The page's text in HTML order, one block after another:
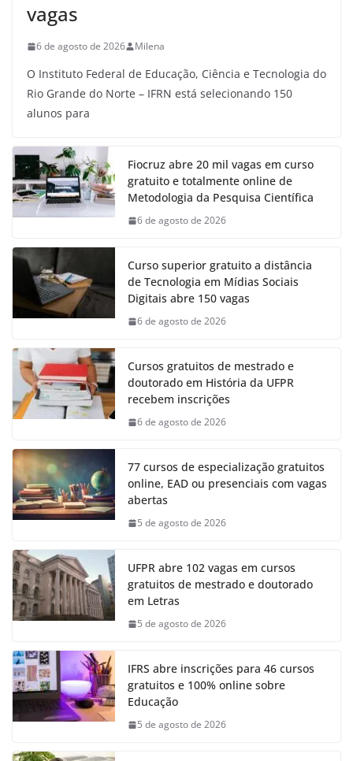
vagas
6 de agosto de 2026 Milena
O Instituto Federal de Educação, Ciência e Tecnologia do
Rio Grande do Norte – IFRN está selecionando 150
alunos para
Fiocruz abre 20 mil vagas em curso
gratuito e totalmente online de
Metodologia da Pesquisa Científica
6 de agosto de 2026
Curso superior gratuito a distância
de Tecnologia em Mídias Sociais
Digitais abre 150 vagas
6 de agosto de 2026
Cursos gratuitos de mestrado e
doutorado em História da UFPR
recebem inscrições
6 de agosto de 2026
77 cursos de especialização gratuitos
online, EAD ou presenciais com vagas
abertas
5 de agosto de 2026
UFPR abre 102 vagas em cursos
gratuitos de mestrado e doutorado
em Letras
5 de agosto de 2026
IFRS abre inscrições para 46 cursos
gratuitos e 100% online sobre
Educação
5 de agosto de 2026